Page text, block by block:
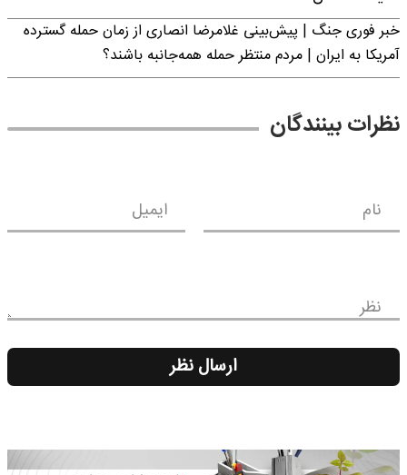
خبر فوری جنگ | پیش‌بینی غلامرضا انصاری از زمان حمله گسترده
آمریکا به ایران | مردم منتظر حمله همه‌جانبه باشند؟
نظرات بینندگان
نام ایمیل
نظر
ارسال نظر